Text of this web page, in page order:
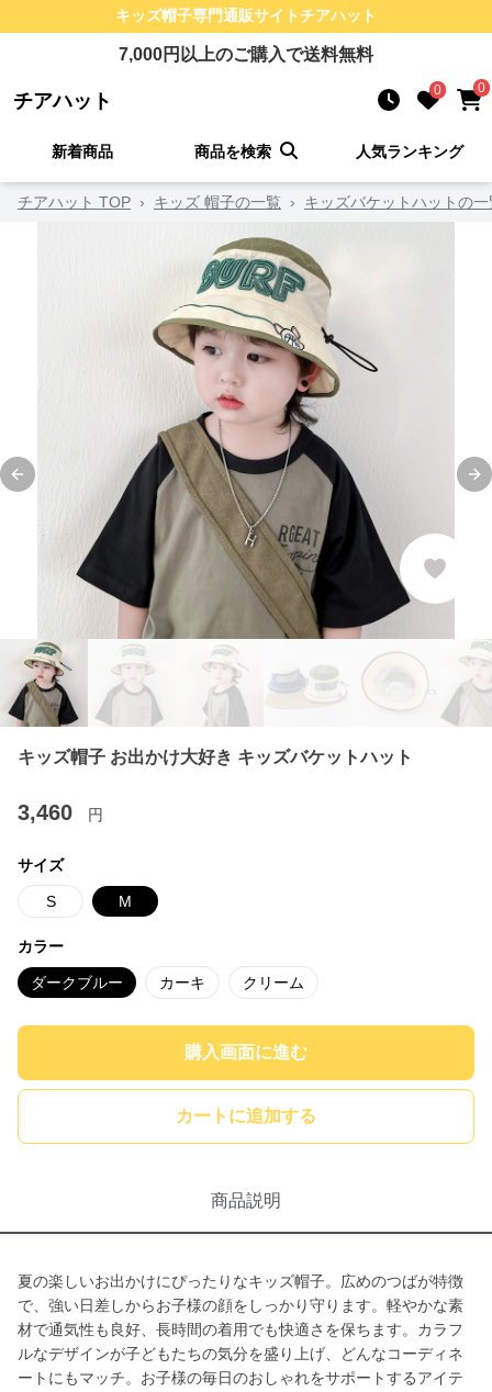
キッズ帽子専門通販サイトチアハット
7,000円以上のご購入で送料無料
チアハット 0 0
新着商品 商品を検索 人気ランキング
チアハット TOP › キッズ 帽子の一覧 › キッズバケットハットの一
Previous slide
キッズ帽子 お出かけ大好き キッズバケットハット
3,460 円
サイズ
S M
カラー
ダークブルー カーキ クリーム
購入画面に進む
カートに追加する
商品説明
夏の楽しいお出かけにぴったりなキッズ帽子。広めのつばが特徴
で、強い日差しからお子様の顔をしっかり守ります。軽やかな素
材で通気性も良好、長時間の着用でも快適さを保ちます。カラフ
ルなデザインが子どもたちの気分を盛り上げ、どんなコーディネ
ートにもマッチ。お子様の毎日のおしゃれをサポートするアイテ